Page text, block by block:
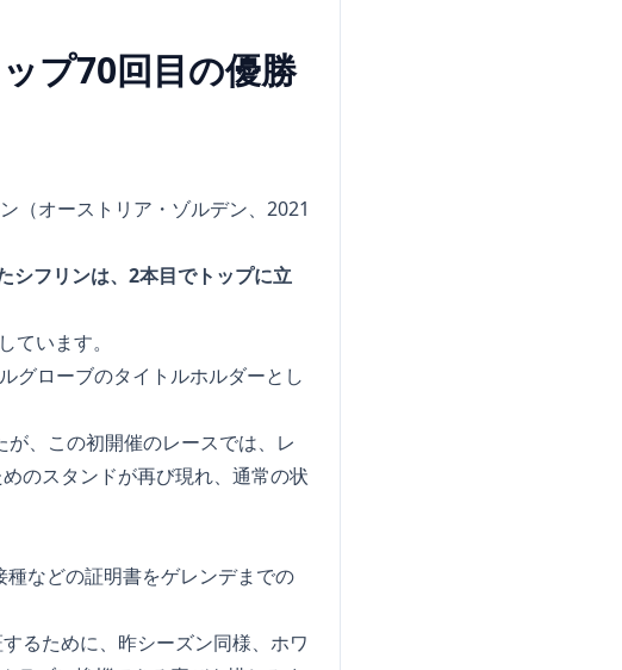
プ70回目の優勝
（オーストリア・ゾルデン、2021
シフリンは、2本目でトップに立
います。
グローブのタイトルホルダーとし
、この初開催のレースでは、レ
のスタンドが再び現れ、通常の状
などの証明書をゲレンデまでの
るために、昨シーズン同様、ホワ